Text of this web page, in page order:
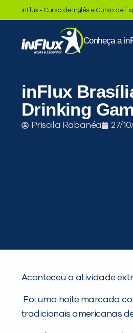
inFlux - Curso de Inglês e Curso de
Conheça a
inFlux
Drinking
Priscila Rabanéa 27/
Aconteceu a atividade
Foi uma noite marcada
tradicionais americanas